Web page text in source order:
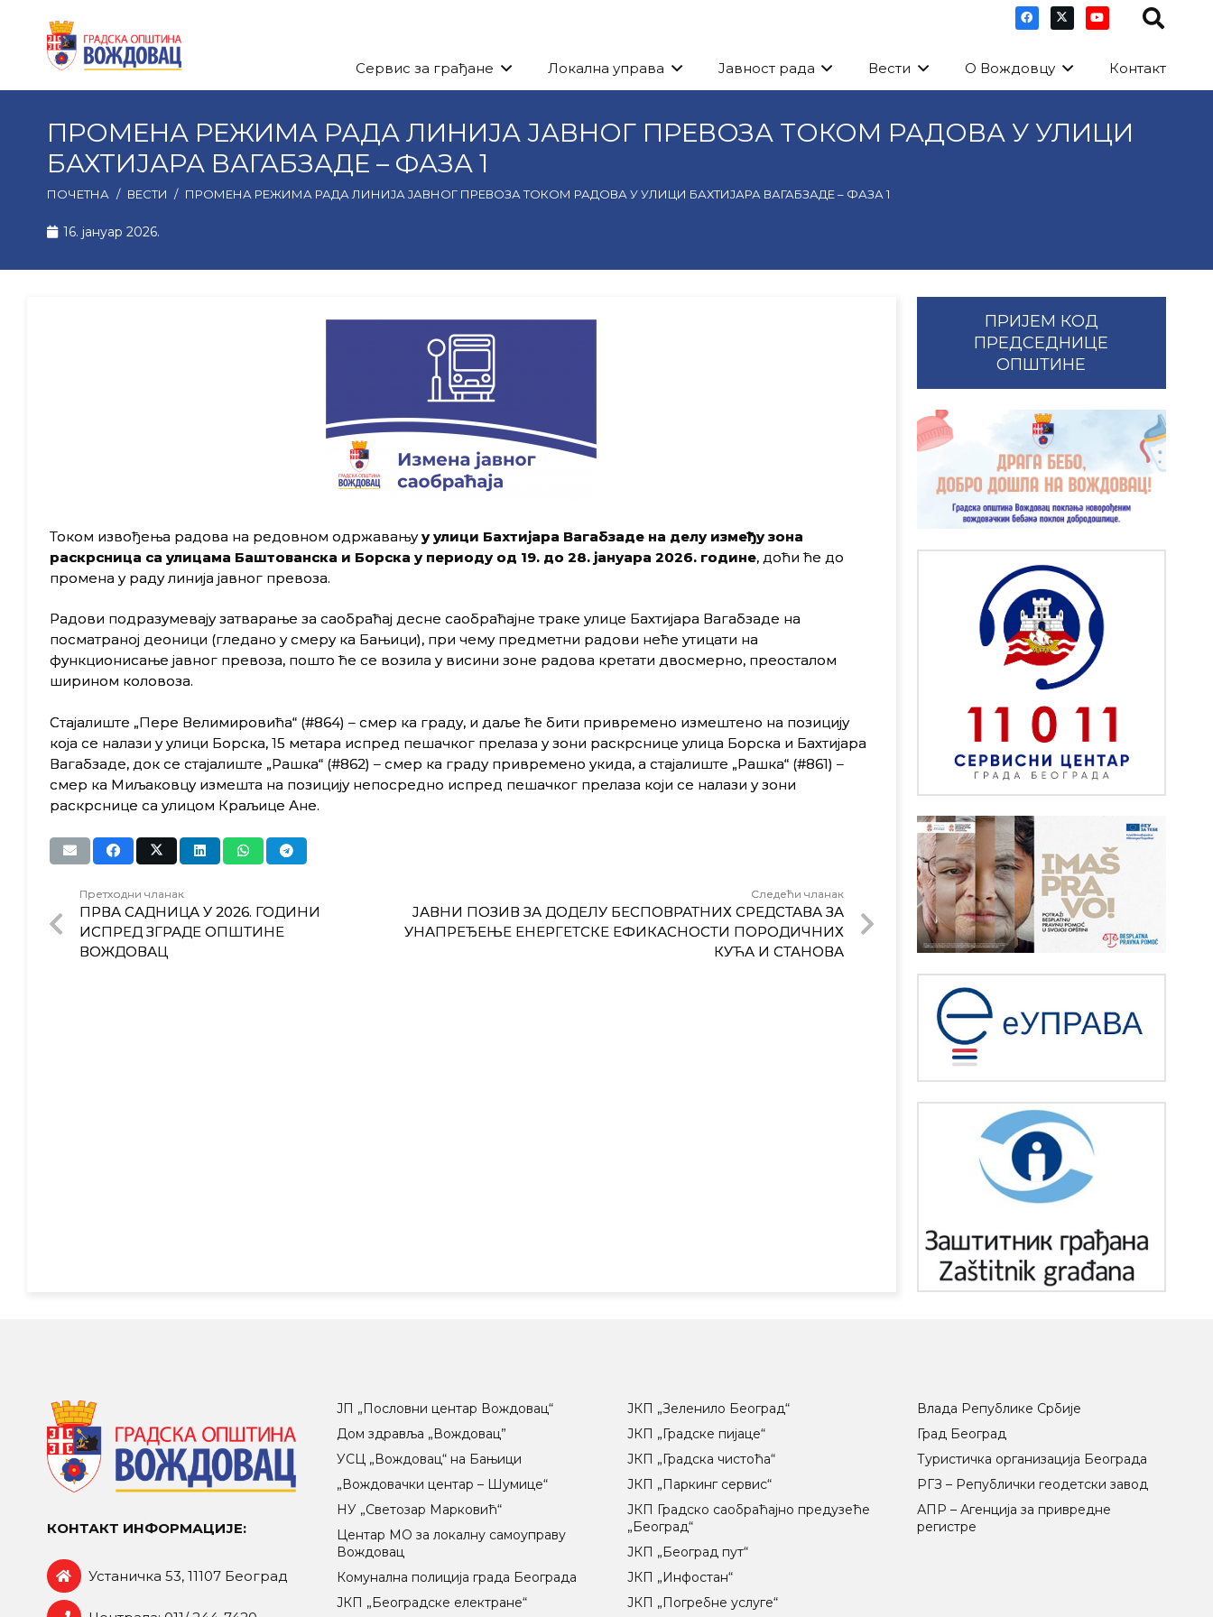
Сервис за грађане Локална управа Јавност рада Вести О Вождовцу Контакт
ПРОМЕНА РЕЖИМА РАДА ЛИНИЈА ЈАВНОГ ПРЕВОЗА ТОКОМ РАДОВА У УЛИЦИ
БАХТИЈАРА ВАГАБЗАДЕ – ФАЗА 1
ПОЧЕТНА / ВЕСТИ / ПРОМЕНА РЕЖИМА РАДА ЛИНИЈА ЈАВНОГ ПРЕВОЗА ТОКОМ РАДОВА У УЛИЦИ БАХТИЈАРА ВАГАБЗАДЕ – ФАЗА 1
16. јануар 2026.
Током извођења радова на редовном одржавањуу улици Бахтијара Вагабзаде на делу између зона
раскрсница са улицама Баштованска и Борска у периоду од 19. до 28. јануара 2026. године, доћи ће до
промена у раду линија јавног превоза.
Радови подразумевају затварање за саобраћај десне саобраћајне траке улице Бахтијара Вагабзаде на
посматраној деоници (гледано у смеру ка Бањици), при чему предметни радови неће утицати на
функционисање јавног превоза, пошто ће се возила у висини зоне радова кретати двосмерно, преосталом
ширином коловоза.
Стајалиште „Пере Велимировића“ (#864) – смер ка граду, и даље ће бити привремено измештено на позицију
која се налази у улици Борска, 15 метара испред пешачког прелаза у зони раскрснице улица Борска и Бахтијара
Вагабзаде, док се стајалиште „Рашка“ (#862) – смер ка граду привремено укида, а стајалиште „Рашка“ (#861) –
смер ка Миљаковцу измешта на позицију непосредно испред пешачког прелаза који се налази у зони
раскрснице са улицом Краљице Ане.
Претходни чланак
ПРВА САДНИЦА У 2026. ГОДИНИ
ИСПРЕД ЗГРАДЕ ОПШТИНЕ
ВОЖДОВАЦ
Следећи чланак
ЈАВНИ ПОЗИВ ЗА ДОДЕЛУ БЕСПОВРАТНИХ СРЕДСТАВА ЗА
УНАПРЕЂЕЊЕ ЕНЕРГЕТСКЕ ЕФИКАСНОСТИ ПОРОДИЧНИХ
КУЋА И СТАНОВА
ПРИЈЕМ КОД
ПРЕДСЕДНИЦЕ
ОПШТИНЕ
КОНТАКТ ИНФОРМАЦИЈЕ:
Устаничка 53, 11107 Београд
ЈП „Пословни центар Вождовац“
Дом здравља „Вождовац”
УСЦ „Вождовац“ на Бањици
„Вождовачки центар – Шумице“
НУ „Светозар Марковић“
Центар МO за локалну самоуправу
Вождовац
Комунална полиција града Београда
ЈКП „Београдске електране“
ЈКП „Зеленило Београд“
ЈКП „Градске пијаце“
ЈКП „Градска чистоћа“
ЈКП „Паркинг сервис“
ЈКП Градско саобраћајно предузеће
„Београд“
ЈКП „Београд пут“
ЈКП „Инфостан“
ЈКП „Погребне услуге“
Влада Републике Србије
Град Београд
Туристичка организација Београда
РГЗ – Републички геодетски завод
АПР – Агенција за привредне
регистре